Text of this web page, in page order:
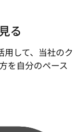
る
して、当社のク
を自分のペース